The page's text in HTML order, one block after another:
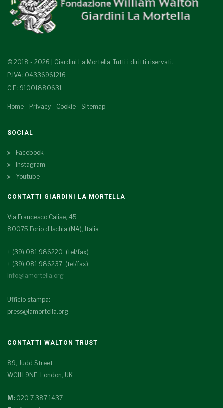
© 2018 - 2026 | Giardini La Mortella. Tutti i diritti riservati.
P.IVA: 04336961216
C.F.: 91001880631
Home - Privacy - Cookie - Sitemap
SOCIAL
Facebook
Instagram
Youtube
CONTATTI GIARDINI LA MORTELLA
Via Francesco Calise, 45
80075 Forio d'Ischia (NA), Italia
+ (39) 081.986220 (tel/fax)
+ (39) 081.986237 (tel/fax)
info@lamortella.org
Ufficio stampa:
press@lamortella.org
CONTATTI WALTON TRUST
89, Judd Street
WC1H 9NE London, UK
M: 020 7 387 1437